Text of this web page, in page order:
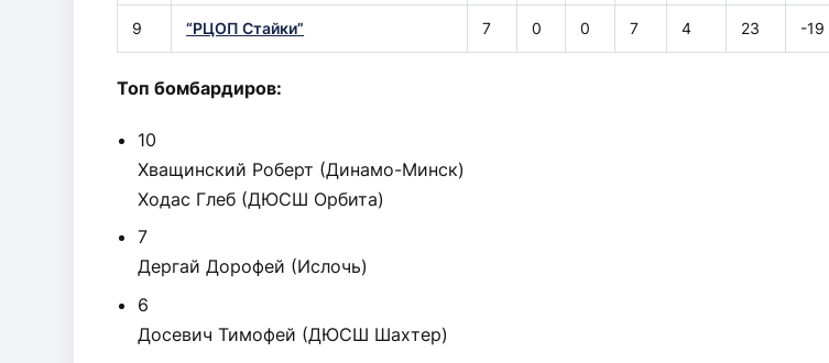
9 “РЦОП Стайки” 7 0 0 7 4 23 -19
Топ бомбардиров:
10
Хващинский Роберт (Динамо-Минск)
Ходас Глеб (ДЮСШ Орбита)
7
Дергай Дорофей (Ислочь)
6
Досевич Тимофей (ДЮСШ Шахтер)